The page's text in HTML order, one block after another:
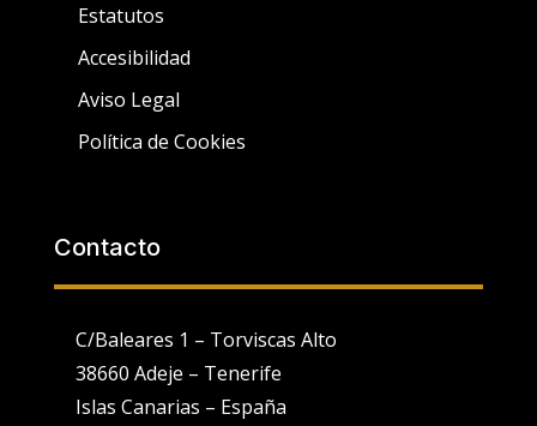
Estatutos
Accesibilidad
Aviso Legal
Política de Cookies
Contacto
C/Baleares 1 – Torviscas Alto
38660 Adeje – Tenerife
Islas Canarias – España